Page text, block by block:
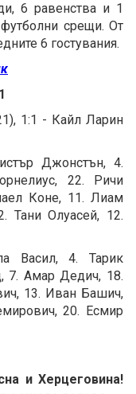
6 равенства и 1
срещи. От
6 гостувания.
1:1 - Кайл Ларин
Джонстън, 4.
22. Ричи
Коне, 11. Лиам
Тани Олуасей, 12.
Васил, 4. Тарик
7. Амар Дедич, 18.
13. Иван Башич,
20. Есмир
и Херцеговина!